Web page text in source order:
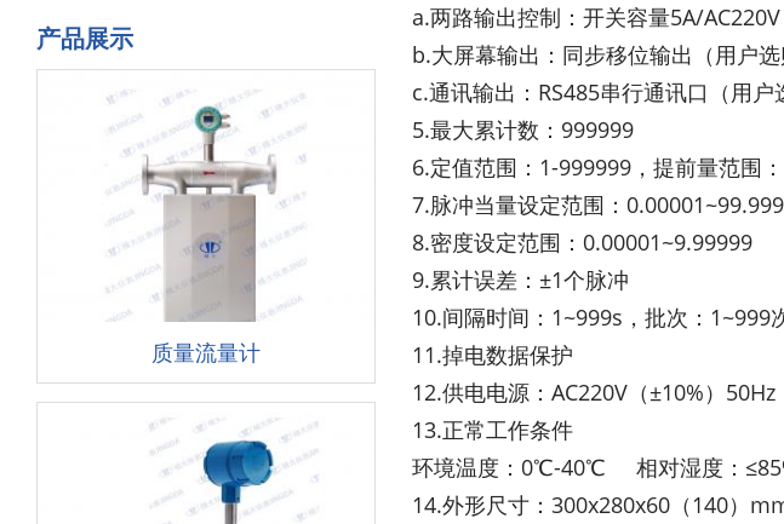
产品展示
质量流量计
a.两路输出控制：开关容量5A/AC220V
b.大屏幕输出：同步移位输出（用户选
c.通讯输出：RS485串行通讯口（用户
5.最大累计数：999999
6.定值范围：1-999999，提前量范围
7.脉冲当量设定范围：
8.密度设定范围：0.00001~9.99999
9.累计误差：±1个脉冲
10.间隔时间：1~999s，批次：1~999
11.掉电数据保护
12.供电电源：AC220V（±10%）50Hz
13.正常工作条件
环境温度：0℃-40℃ 相对湿度：
14.外形尺寸：300x280x60（140）